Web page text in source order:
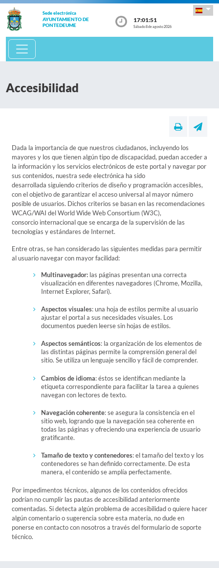
Sede electrónica
AYUNTAMIENTO DE
PONTEDEUME
17:01:51
Sábado 8 de agosto 2026
Accesibilidad
Dada la importancia de que nuestros ciudadanos, incluyendo los
mayores y los que tienen algún tipo de discapacidad, puedan acceder a
la información y los servicios electrónicos de este portal y navegar por
sus contenidos, nuestra sede electrónica ha sido
desarrollada siguiendo criterios de diseño y programación accesibles,
con el objetivo de garantizar el acceso universal al mayor número
posible de usuarios. Dichos criterios se basan en las recomendaciones
WCAG/WAI del World Wide Web Consortium (W3C),
consorcio internacional que se encarga de la supervisión de las
tecnologías y estándares de Internet.
Entre otras, se han considerado las siguientes medidas para permitir
al usuario navegar con mayor facilidad:
Multinavegador: las páginas presentan una correcta
visualización en diferentes navegadores (Chrome, Mozilla,
Internet Explorer, Safari).
Aspectos visuales: una hoja de estilos permite al usuario
ajustar el portal a sus necesidades visuales. Los
documentos pueden leerse sin hojas de estilos.
Aspectos semánticos: la organización de los elementos de
las distintas páginas permite la comprensión general del
sitio. Se utiliza un lenguaje sencillo y fácil de comprender.
Cambios de idioma: éstos se identifican mediante la
etiqueta correspondiente para facilitar la tarea a quienes
navegan con lectores de texto.
Navegación coherente: se asegura la consistencia en el
sitio web, logrando que la navegación sea coherente en
todas las páginas y ofreciendo una experiencia de usuario
gratificante.
Tamaño de texto y contenedores: el tamaño del texto y los
contenedores se han definido correctamente. De esta
manera, el contenido se amplía perfectamente.
Por impedimentos técnicos, algunos de los contenidos ofrecidos
podrían no cumplir las pautas de accesibilidad anteriormente
comentadas. Si detecta algún problema de accesibilidad o quiere hacer
algún comentario o sugerencia sobre esta materia, no dude en
ponerse en contacto con nosotros a través del formulario de soporte
técnico.